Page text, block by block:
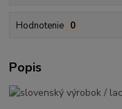
Hodnotenie 0
Popis